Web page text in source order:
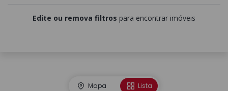
Edite ou remova filtros para encontrar imóveis
Mapa Lista